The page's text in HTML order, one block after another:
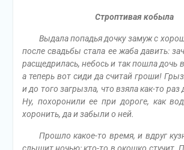
Строптивая кобыла
Выдала попадья дочку замуж с
после свадьбы стала ее жаба давить:
расщедрилась, небось и так пошла дочь
а теперь вот сиди да считай гроши!
и до того загрызла, что взяла как-то раз
Ну, похоронили ее при дороге, как
хоронить, да и забыли о ней.
Прошло какое-то время, и вдруг
слышит ночью: кто-то в окошко стучит.